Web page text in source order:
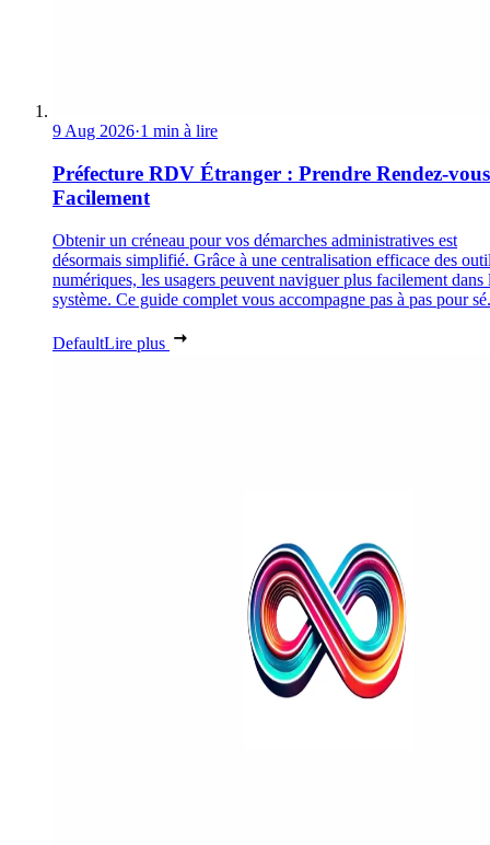
9 Aug 2026·1 min à lire
Préfecture RDV Étranger : Prendre Rendez-vous
Facilement
Obtenir un créneau pour vos démarches administratives est
désormais simplifié. Grâce à une centralisation efficace des
numériques, les usagers peuvent naviguer plus facilement dans
système. Ce guide complet vous accompagne pas à pas pour
DefaultLire plus